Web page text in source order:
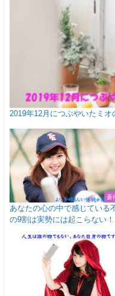
2019年12月につぶやいたミオ
蒼
あなたの心の中で感じている
の9割は実勢には起こらない！